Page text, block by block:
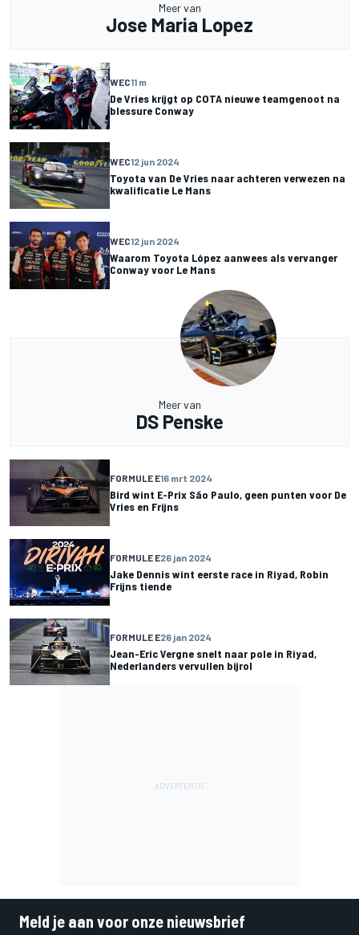
Meer van
Jose Maria Lopez
WEC11 m
De Vries krijgt op COTA nieuwe teamgenoot na
blessure Conway
WEC12 jun 2024
Toyota van De Vries naar achteren verwezen na
kwalificatie Le Mans
WEC12 jun 2024
Waarom Toyota López aanwees als vervanger
Conway voor Le Mans
Meer van
DS Penske
FORMULE E16 mrt 2024
Bird wint E-Prix São Paulo, geen punten voor De
Vries en Frijns
FORMULE E26 jan 2024
Jake Dennis wint eerste race in Riyad, Robin
Frijns tiende
FORMULE E26 jan 2024
Jean-Eric Vergne snelt naar pole in Riyad,
Nederlanders vervullen bijrol
Meld je aan voor onze nieuwsbrief